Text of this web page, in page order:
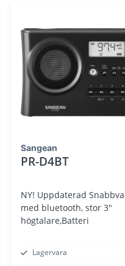
Sangean
PR-D4BT
NY! Uppdaterad
med bluetooth, stor 3"
högtalare,Batteri
Lagervara